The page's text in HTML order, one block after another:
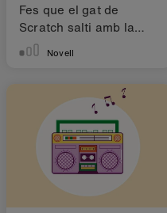
Fes que el gat de
Scratch salti amb la
micro:bitNovell